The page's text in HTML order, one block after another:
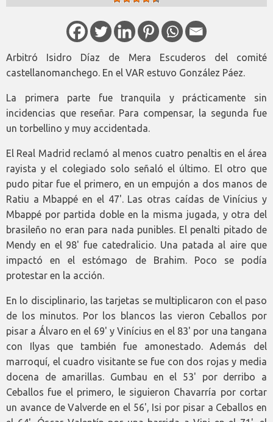
Arbitró Isidro Díaz de Mera Escuderos del comité
castellanomanchego. En el VAR estuvo González Páez.
La primera parte fue tranquila y prácticamente sin
incidencias que reseñar. Para compensar, la segunda fue
un torbellino y muy accidentada.
El Real Madrid reclamó al menos cuatro penaltis en el área
rayista y el colegiado solo señaló el último. El otro que
pudo pitar fue el primero, en un empujón a dos manos de
Ratiu a Mbappé en el 47'. Las otras caídas de Vinícius y
Mbappé por partida doble en la misma jugada, y otra del
brasileño no eran para nada punibles. El penalti pitado de
Mendy en el 98' fue catedralicio. Una patada al aire que
impactó en el estómago de Brahim. Poco se podía
protestar en la acción.
En lo disciplinario, las tarjetas se multiplicaron con el paso
de los minutos. Por los blancos las vieron Ceballos por
pisar a Álvaro en el 69' y Vinícius en el 83' por una tangana
con Ilyas que también fue amonestado. Además del
marroquí, el cuadro visitante se fue con dos rojas y media
docena de amarillas. Gumbau en el 53' por derribo a
Ceballos fue el primero, le siguieron Chavarría por cortar
un avance de Valverde en el 56', Isi por pisar a Ceballos en